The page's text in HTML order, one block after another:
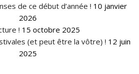
de ce début d’année ! 10 janvier
2026
! 15 octobre 2025
(et peut être la vôtre) ! 12 juin
2025